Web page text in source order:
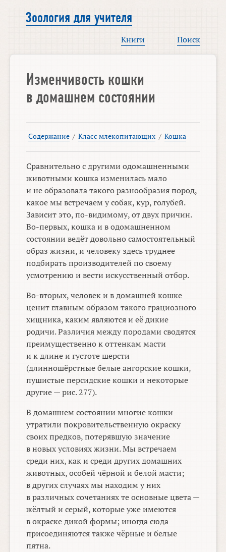
Зоология для учителя
Книги Поиск
Изменчивость кошки
в домашнем состоянии
Содержание / Класс млекопитающих / Кошка
Сравнительно с другими одомашненными
животными кошка изменилась мало
и не образовала такого разнообразия пород,
какое мы встречаем у собак, кур, голубей.
Зависит это, по-видимому, от двух причин.
Во-первых, кошка и в одомашненном
состоянии ведёт довольно самостоятельный
образ жизни, и человеку здесь труднее
подбирать производителей по своему
усмотрению и вести искусственный отбор.
Во-вторых, человек и в домашней кошке
ценит главным образом такого грациозного
хищника, каким являются и её дикие
родичи. Различия между породами сводятся
преимущественно к оттенкам масти
и к длине и густоте шерсти
(длинношёрстные белые ангорские кошки,
пушистые персидские кошки и некоторые
другие — рис. 277).
В домашнем состоянии многие кошки
утратили покровительственную окраску
своих предков, потерявшую значение
в новых условиях жизни. Мы встречаем
среди них, как и среди других домашних
животных, особей чёрной и белой масти;
в других случаях мы находим у них
в различных сочетаниях те основные цвета —
жёлтый и серый, которые уже имеются
в окраске дикой формы; иногда сюда
присоединяются также чёрные и белые
пятна.